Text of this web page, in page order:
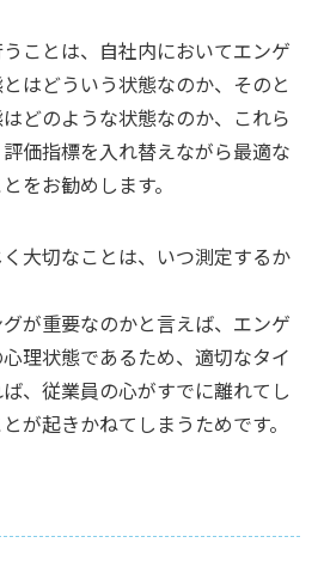
ことは、自社内においてエンゲ
はどういう状態なのか、そのと
どのような状態なのか、これら
価指標を入れ替えながら最適な
をお勧めします。
大切なことは、いつ測定するか
が重要なのかと言えば、エンゲ
理状態であるため、適切なタイ
、従業員の心がすでに離れてし
が起きかねてしまうためです。